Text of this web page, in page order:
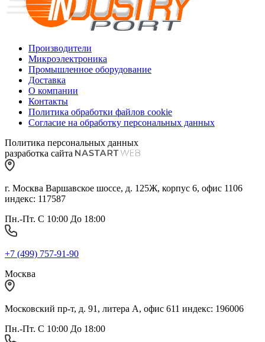
Производители
Микроэлектроника
Промышленное оборудование
Доставка
О компании
Контакты
Политика обработки файлов cookie
Согласие на обработку персональных данных
Политика персональных данных
разработка сайта
г. Москва Варшавское шоссе, д. 125Ж, корпус 6, офис 1106
индекс: 117587
Пн.-Пт. С 10:00 До 18:00
+7 (499) 757-91-90
Москва
Московский пр-т, д. 91, литера А, офис 611 индекс: 196006
Пн.-Пт. С 10:00 До 18:00